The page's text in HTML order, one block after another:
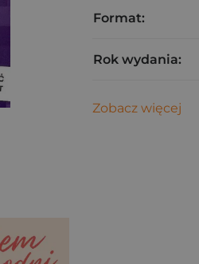
Format:
Rok wydania:
Zobacz więcej